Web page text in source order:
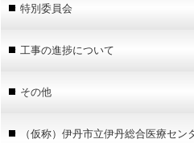
特別委員会
工事の進捗について
その他
（仮称）伊丹市立伊丹総合医療セ